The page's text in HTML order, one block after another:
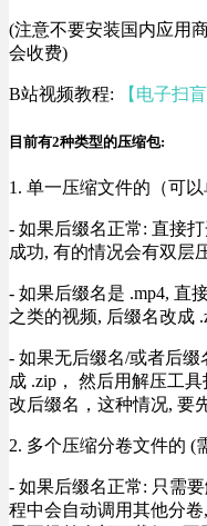
(注意不要安装国内应用
会收费)
B站视频教程: 【电子扫
目前有2种类型的压缩包:
1. 单一压缩文件的（可
- 如果后缀名正常: 直接
成功, 有的情况会有双层
- 如果后缀名是 .mp4, 直
之类的视频, 后缀名改成
- 如果无后缀名/或者后缀
成 .zip， 然后用解压工
改后缀名，这种情况, 要
2. 多个压缩分卷文件的 (
- 如果后缀名正常: 只需
程中会自动调用其他分